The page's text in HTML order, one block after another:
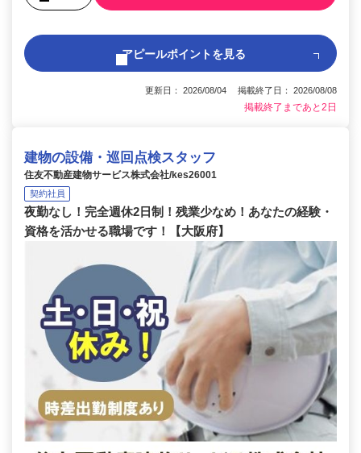
アピールポイントを見る
更新日： 2026/08/04 掲載終了日： 2026/08/08
掲載終了まであと2日
建物の設備・巡回点検スタッフ
住友不動産建物サービス株式会社/kes26001
契約社員
夜勤なし！完全週休2日制！残業少なめ！あなたの経験・
資格を活かせる職場です！【大阪府】